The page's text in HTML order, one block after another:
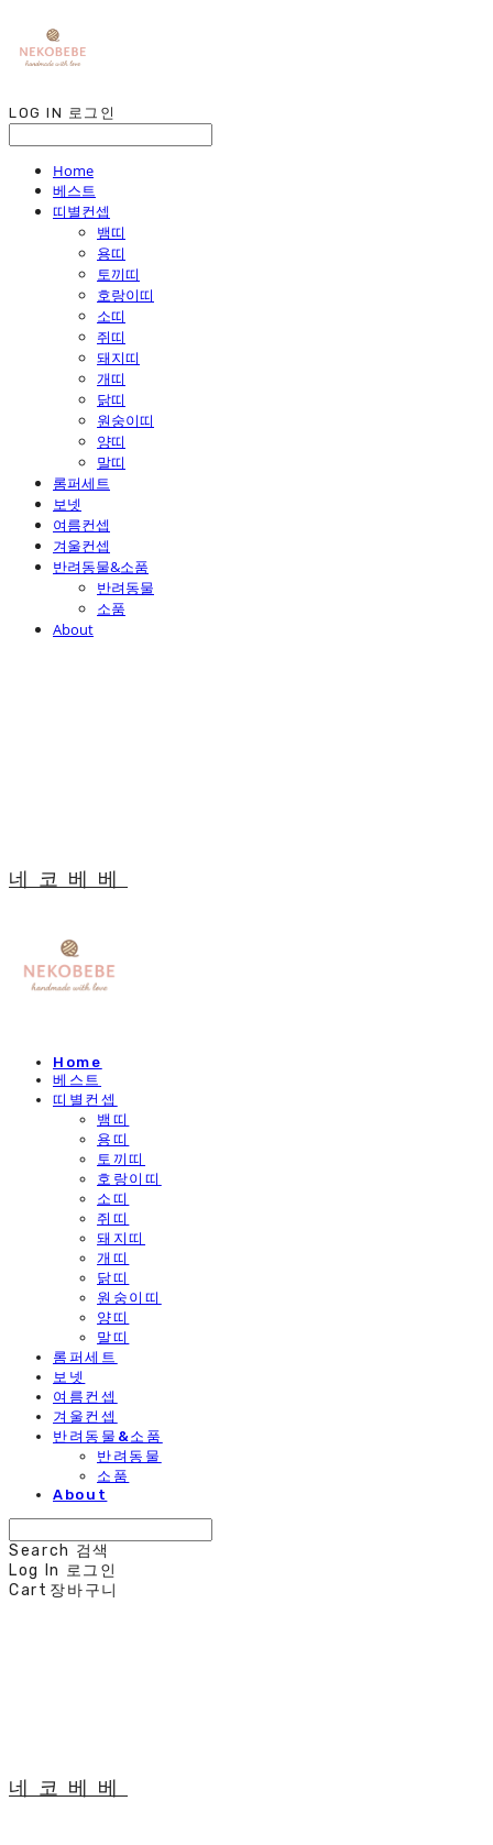
LOG IN 로그인
Home
베스트
띠별컨셉
뱀띠
용띠
토끼띠
호랑이띠
소띠
쥐띠
돼지띠
개띠
닭띠
원숭이띠
양띠
말띠
롬퍼세트
보넷
여름컨셉
겨울컨셉
반려동물&소품
반려동물
소품
About
네코베베
Home
베스트
띠별컨셉
뱀띠
용띠
토끼띠
호랑이띠
소띠
쥐띠
돼지띠
개띠
닭띠
원숭이띠
양띠
말띠
롬퍼세트
보넷
여름컨셉
겨울컨셉
반려동물&소품
반려동물
소품
About
Search 검색
Log In 로그인
Cart 장바구니
네코베베